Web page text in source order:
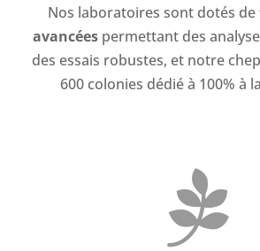
Nos laboratoires sont dotés de
avancées permettant des
des essais robustes, et notre
600 colonies dédié à 100% à
